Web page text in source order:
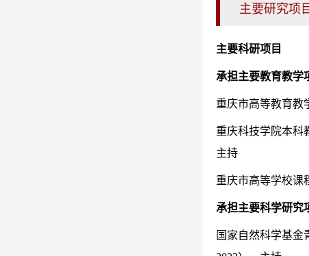
主要研究项
主要科研项目
承担主要教育教学
重庆市高等教育教
重庆科技学院本科
主持
重庆市高等学校课
承担主要科学研究
国家自然科学基金